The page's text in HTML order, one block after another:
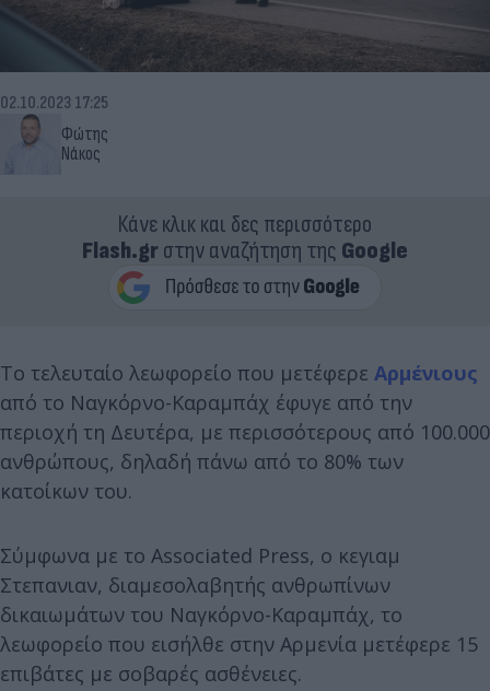
Φώτης
Νάκος
02.10.2023 17:25
Κάνε κλικ και δες περισσότερο
Flash.grστην αναζήτηση της Google
Το τελευταίο λεωφορείο που μετέφερε Αρμένιους
από το Ναγκόρνο-Καραμπάχ έφυγε από την
περιοχή τη Δευτέρα, με περισσότερους από 100.000
ανθρώπους, δηλαδή πάνω από το 80% των
κατοίκων του.
Σύμφωνα με το Associated Press, ο κεγιαμ
Στεπανιαν, διαμεσολαβητής ανθρωπίνων
δικαιωμάτων του Ναγκόρνο-Καραμπάχ, το
λεωφορείο που εισήλθε στην Αρμενία μετέφερε 15
επιβάτες με σοβαρές ασθένειες.